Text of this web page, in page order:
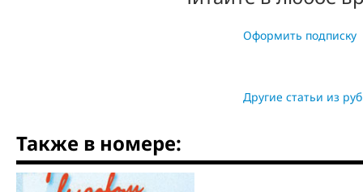
Оформить подписку
Другие статьи из
Также в номере: